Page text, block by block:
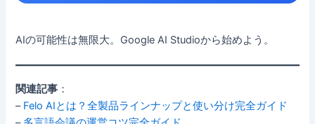
AIの可能性は無限大。Google AI Studioから始めよう。
関連記事 ：
– Felo AIとは？全製品ラインナップと使い分け完全ガイド